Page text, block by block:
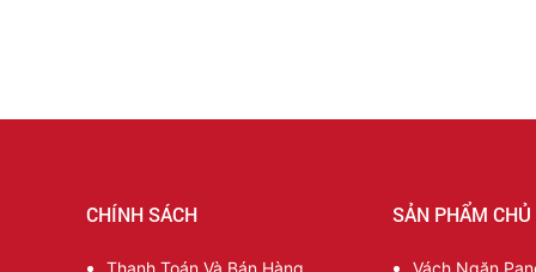
CHÍNH SÁCH
Thanh Toán Và Bán Hàng
SẢN PHẨM
Vách Ngăn